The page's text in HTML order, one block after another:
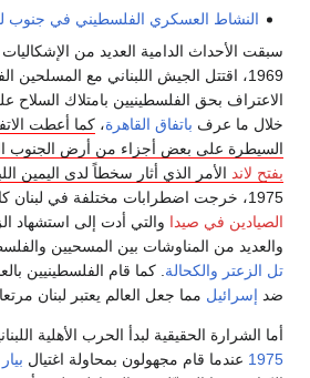
النشاط العسكري الفلسطيني في جنوب
سبقت الأحداث الدامية العديد من
1969، اقتتل الجيش اللبناني مع
الاعتراف بحق الفلسطينيين بامتلاك السلاح
خلال ما عرف باتفاق القاهرة، كما أعطت
السيطرة على بعض أجزاء من أرض الجنوب
بفتح لاند الأمر الذي أثار سخطاً لدى اليمين
1975، خرجت اضطرابات مختلفة في لبنان كان أخطرها
الصيادين في صيدا والتي أدت إلى استشهاد
والعديد من المناوشات بين المسحيين
تل الزعتر والكحالة. كما قام الفلسطينيين
ضد إسرائيل مما جعل العالم يعتبر لبنان مرتعا
أما الشرارة الحقيقية لبدأ الحرب الأهلية
1975 عندما قام مجهولون بمحاولة اغتيال